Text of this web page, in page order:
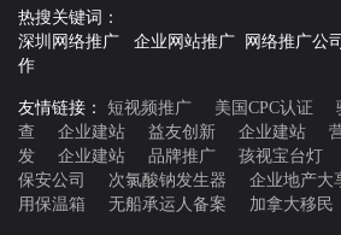
热搜关键词：
深圳网络推广 企业网站推广 网络推广公
作
友情链接： 短视频推广 美国CPC认证
查
企业建站 益友创新 企业建站
发
企业建站 品牌推广 孩视宝台灯
保安公司
次氯酸钠发生器 企业地产大
用保温箱
无船承运人备案 加拿大移民